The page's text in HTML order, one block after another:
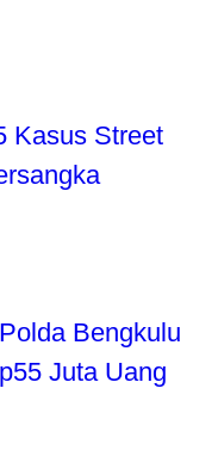
Kasus Street
Bengkulu
Juta Uang